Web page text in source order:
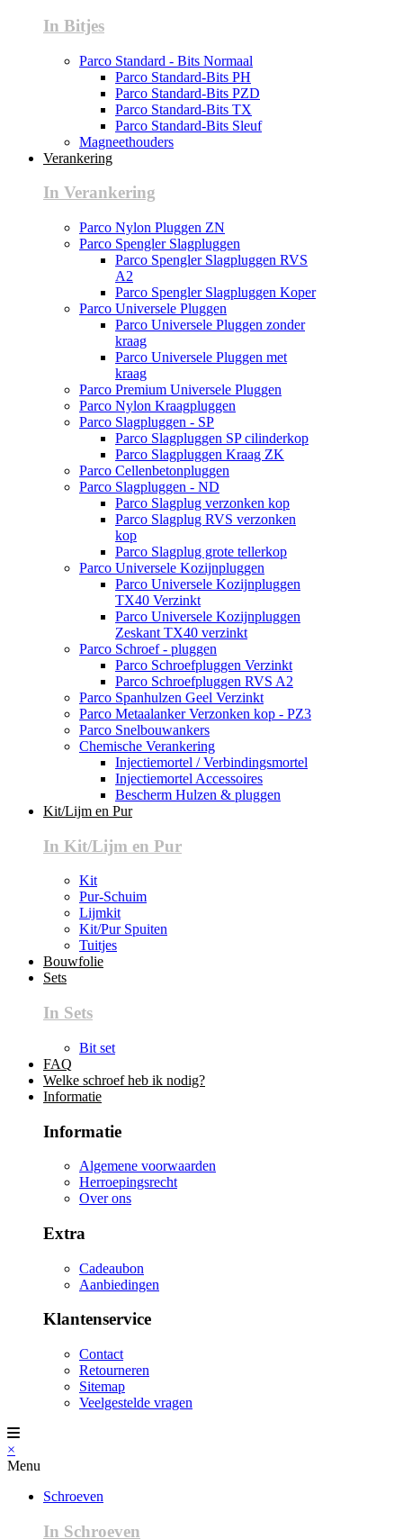
In Bitjes
Parco Standard - Bits Normaal
Parco Standard-Bits PH
Parco Standard-Bits PZD
Parco Standard-Bits TX
Parco Standard-Bits Sleuf
Magneethouders
Verankering
In Verankering
Parco Nylon Pluggen ZN
Parco Spengler Slagpluggen
Parco Spengler Slagpluggen RVS
A2
Parco Spengler Slagpluggen Koper
Parco Universele Pluggen
Parco Universele Pluggen zonder
kraag
Parco Universele Pluggen met
kraag
Parco Premium Universele Pluggen
Parco Nylon Kraagpluggen
Parco Slagpluggen - SP
Parco Slagpluggen SP cilinderkop
Parco Slagpluggen Kraag ZK
Parco Cellenbetonpluggen
Parco Slagpluggen - ND
Parco Slagplug verzonken kop
Parco Slagplug RVS verzonken
kop
Parco Slagplug grote tellerkop
Parco Universele Kozijnpluggen
Parco Universele Kozijnpluggen
TX40 Verzinkt
Parco Universele Kozijnpluggen
Zeskant TX40 verzinkt
Parco Schroef - pluggen
Parco Schroefpluggen Verzinkt
Parco Schroefpluggen RVS A2
Parco Spanhulzen Geel Verzinkt
Parco Metaalanker Verzonken kop - PZ3
Parco Snelbouwankers
Chemische Verankering
Injectiemortel / Verbindingsmortel
Injectiemortel Accessoires
Bescherm Hulzen & pluggen
Kit/Lijm en Pur
In Kit/Lijm en Pur
Kit
Pur-Schuim
Lijmkit
Kit/Pur Spuiten
Tuitjes
Bouwfolie
Sets
In Sets
Bit set
FAQ
Welke schroef heb ik nodig?
Informatie
Informatie
Algemene voorwaarden
Herroepingsrecht
Over ons
Extra
Cadeaubon
Aanbiedingen
Klantenservice
Contact
Retourneren
Sitemap
Veelgestelde vragen
×
Menu
Schroeven
In Schroeven